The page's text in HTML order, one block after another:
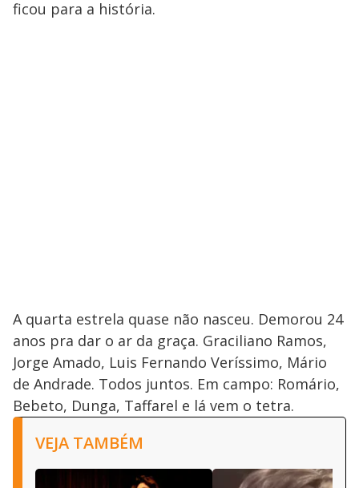
ficou para a história.
A quarta estrela quase não nasceu. Demorou 24
anos pra dar o ar da graça. Graciliano Ramos,
Jorge Amado, Luis Fernando Veríssimo, Mário
de Andrade. Todos juntos. Em campo: Romário,
Bebeto, Dunga, Taffarel e lá vem o tetra.
VEJA TAMBÉM